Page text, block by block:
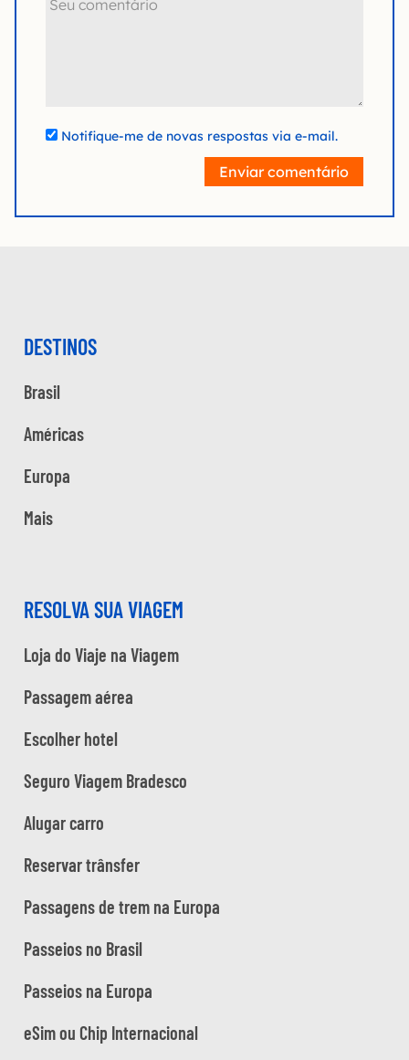
Notifique-me de novas respostas via e-mail.
Enviar comentário
DESTINOS
Brasil
Américas
Europa
Mais
RESOLVA SUA VIAGEM
Loja do Viaje na Viagem
Passagem aérea
Escolher hotel
Seguro Viagem Bradesco
Alugar carro
Reservar trânsfer
Passagens de trem na Europa
Passeios no Brasil
Passeios na Europa
eSim ou Chip Internacional